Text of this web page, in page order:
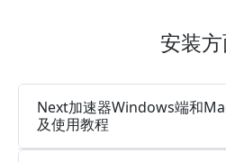
安装
Next加速器Windows端和
及使用教程